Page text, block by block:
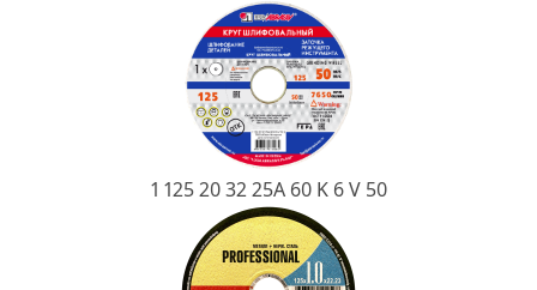
1 125 20 32 25А 60 K 6 V 50